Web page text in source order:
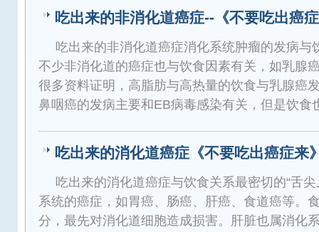
吃出来的非消化道癌症--《不要吃出癌
吃出来的非消化道癌症消化系统肿瘤的发病与
不少非消化道的癌症也与饮食因素有关，如乳腺
很多资料证明，高脂肪与高热量的饮食与乳腺癌
鼻咽癌的发病主要和EB病毒感染有关，但是饮食
吃出来的消化道癌症《不要吃出癌症来
吃出来的消化道癌症与饮食关系最密切的“舌
系统的癌症，如胃癌、肠癌、肝癌、食道癌等。
分，最先对消化道细胞造成损害。肝脏也属消化